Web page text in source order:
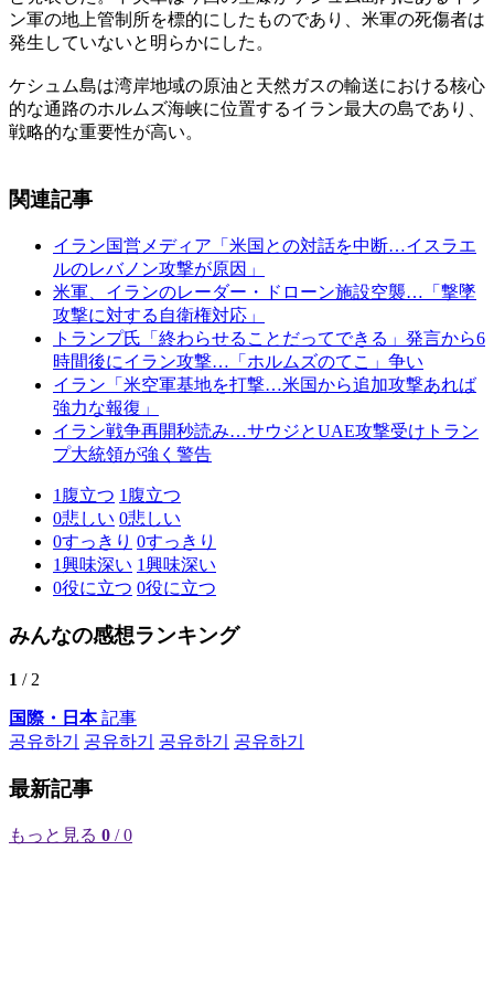
ン軍の地上管制所を標的にしたものであり、米軍の死傷者は
発生していないと明らかにした。
ケシュム島は湾岸地域の原油と天然ガスの輸送における核心
的な通路のホルムズ海峡に位置するイラン最大の島であり、
戦略的な重要性が高い。
関連記事
イラン国営メディア「米国との対話を中断…イスラエ
ルのレバノン攻撃が原因」
米軍、イランのレーダー・ドローン施設空襲…「撃墜
攻撃に対する自衛権対応」
トランプ氏「終わらせることだってできる」発言から6
時間後にイラン攻撃…「ホルムズのてこ」争い
イラン「米空軍基地を打撃…米国から追加攻撃あれば
強力な報復」
イラン戦争再開秒読み…サウジとUAE攻撃受けトラン
プ大統領が強く警告
1 腹立つ 1 腹立つ
0悲しい 0悲しい
0すっきり 0すっきり
1興味深い 1興味深い
0役に立つ 0役に立つ
みんなの感想ランキング
1 / 2
国際・日本記事
공유하기
공유하기 공유하기 공유하기
最新記事
もっと見る 0 / 0